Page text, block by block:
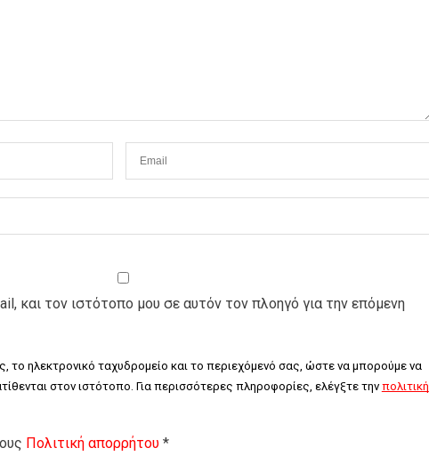
και τον ιστότοπο μου σε αυτόν τον πλοηγό για την επόμενη
το ηλεκτρονικό ταχυδρομείο και το περιεχόμενό σας, ώστε να μπορούμε να
στον ιστότοπο. Για περισσότερες πληροφορίες, ελέγξτε την πολιτική
Πολιτική απορρήτου *